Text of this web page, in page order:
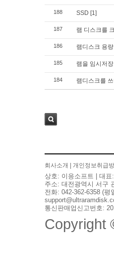
188 SSD [1]
187 램 디스크를
186 램디스크 용
185 램을 임시저
184 램디스크를
회사소개 개인정보취급
상호: 이응소프트 | 대
주소: 대전광역시 서구
전화: 042-362-6358 (평
통신판매업신고번호:
Copyright